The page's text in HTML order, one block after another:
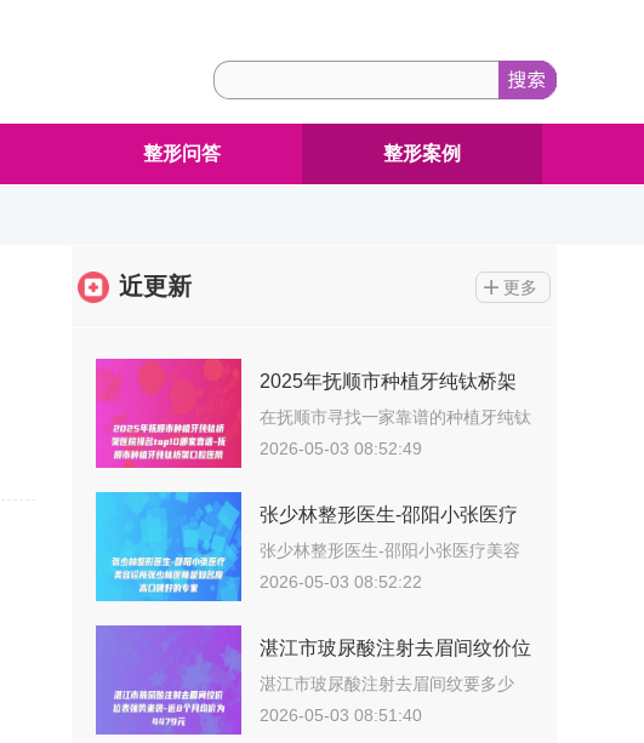
整形问答 整形案例
近更新 更多
2025年抚顺市种植牙纯钛桥架
医院排名top10哪家靠谱-抚顺市
种植牙纯钛桥架口腔医院
在抚顺市寻找一家靠谱的种植牙纯钛
桥架整形…
2026-05-03 08:52:49
张少林整形医生-邵阳小张医疗
美容诊所张少林医师是知名度高
口碑好的专家
张少林整形医生-邵阳小张医疗美容
诊所张少…
2026-05-03 08:52:22
湛江市玻尿酸注射去眉间纹价位
表强势来袭-近8个月均价为
4479元
湛江市玻尿酸注射去眉间纹要多少
钱？202…
2026-05-03 08:51:40